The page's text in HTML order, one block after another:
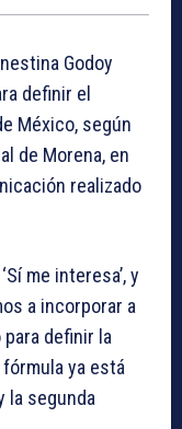
Godoy
definir el
México, según
de Morena, en
realizado
me interesa’, y
a incorporar a
definir la
ya está
la segunda